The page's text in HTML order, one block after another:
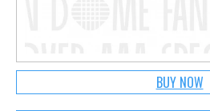
BUY NOW